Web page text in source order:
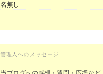
名無し
管理人へのメッセージ